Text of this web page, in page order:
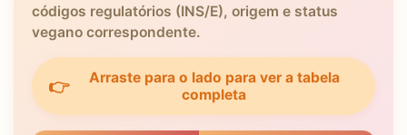
códigos regulatórios (INS/E), origem e status
vegano correspondente.
👉
Arraste para o lado para ver a tabela
completa